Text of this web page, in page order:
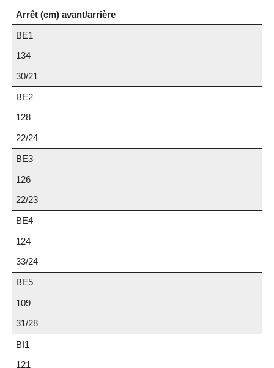
Arrêt (cm) avant/arrière
BE1
134
30/21
BE2
128
22/24
BE3
126
22/23
BE4
124
33/24
BE5
109
31/28
BI1
121